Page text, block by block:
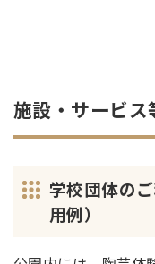
施設・サービス
学校団体の
用例）